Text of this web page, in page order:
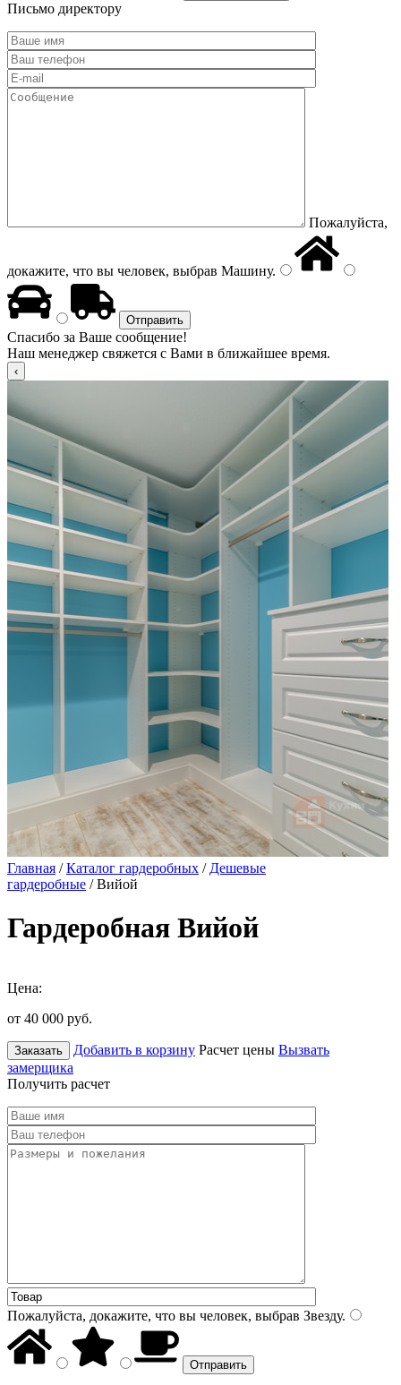
Письмо директору
Пожалуйста,
докажите, что вы человек, выбрав Машину.
Спасибо за Ваше сообщение!
Наш менеджер свяжется с Вами в ближайшее время.
Главная /Каталог гардеробных / Дешевые
гардеробные / Вийой
Гардеробная Вийой
Цена:
от 40 000 руб.
Заказать Добавить в корзину Расчет цены Вызвать
замерщика
Получить расчет
Пожалуйста, докажите, что вы человек, выбрав Звезду.